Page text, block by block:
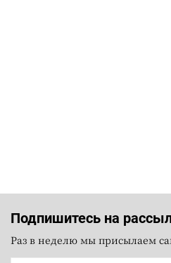
Подпишитесь на
Раз в неделю мы присылаем